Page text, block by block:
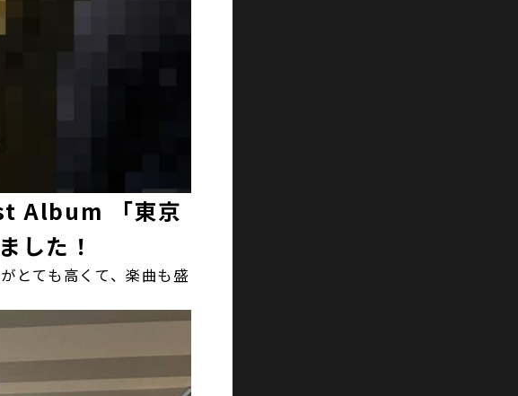
Album 「東京
した！
とても高くて、楽曲も盛